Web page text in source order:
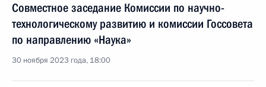
Совместное заседание Комиссии по научно-
технологическому развитию и комиссии Госсовета
по направлению «Наука»
30 ноября 2023 года, 18:00